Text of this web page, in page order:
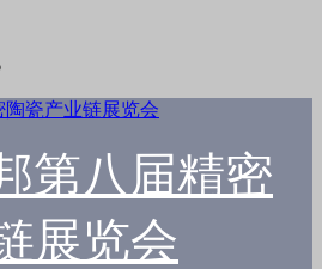
第八届精密
展览会